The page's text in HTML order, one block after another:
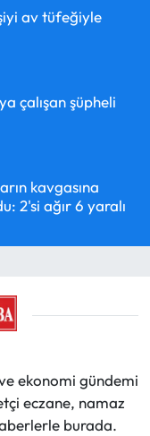
av tüfeğiyle
çalışan şüpheli
kavgasına
2'si ağır 6 yaralı
ekonomi gündemi
eczane, namaz
burada.